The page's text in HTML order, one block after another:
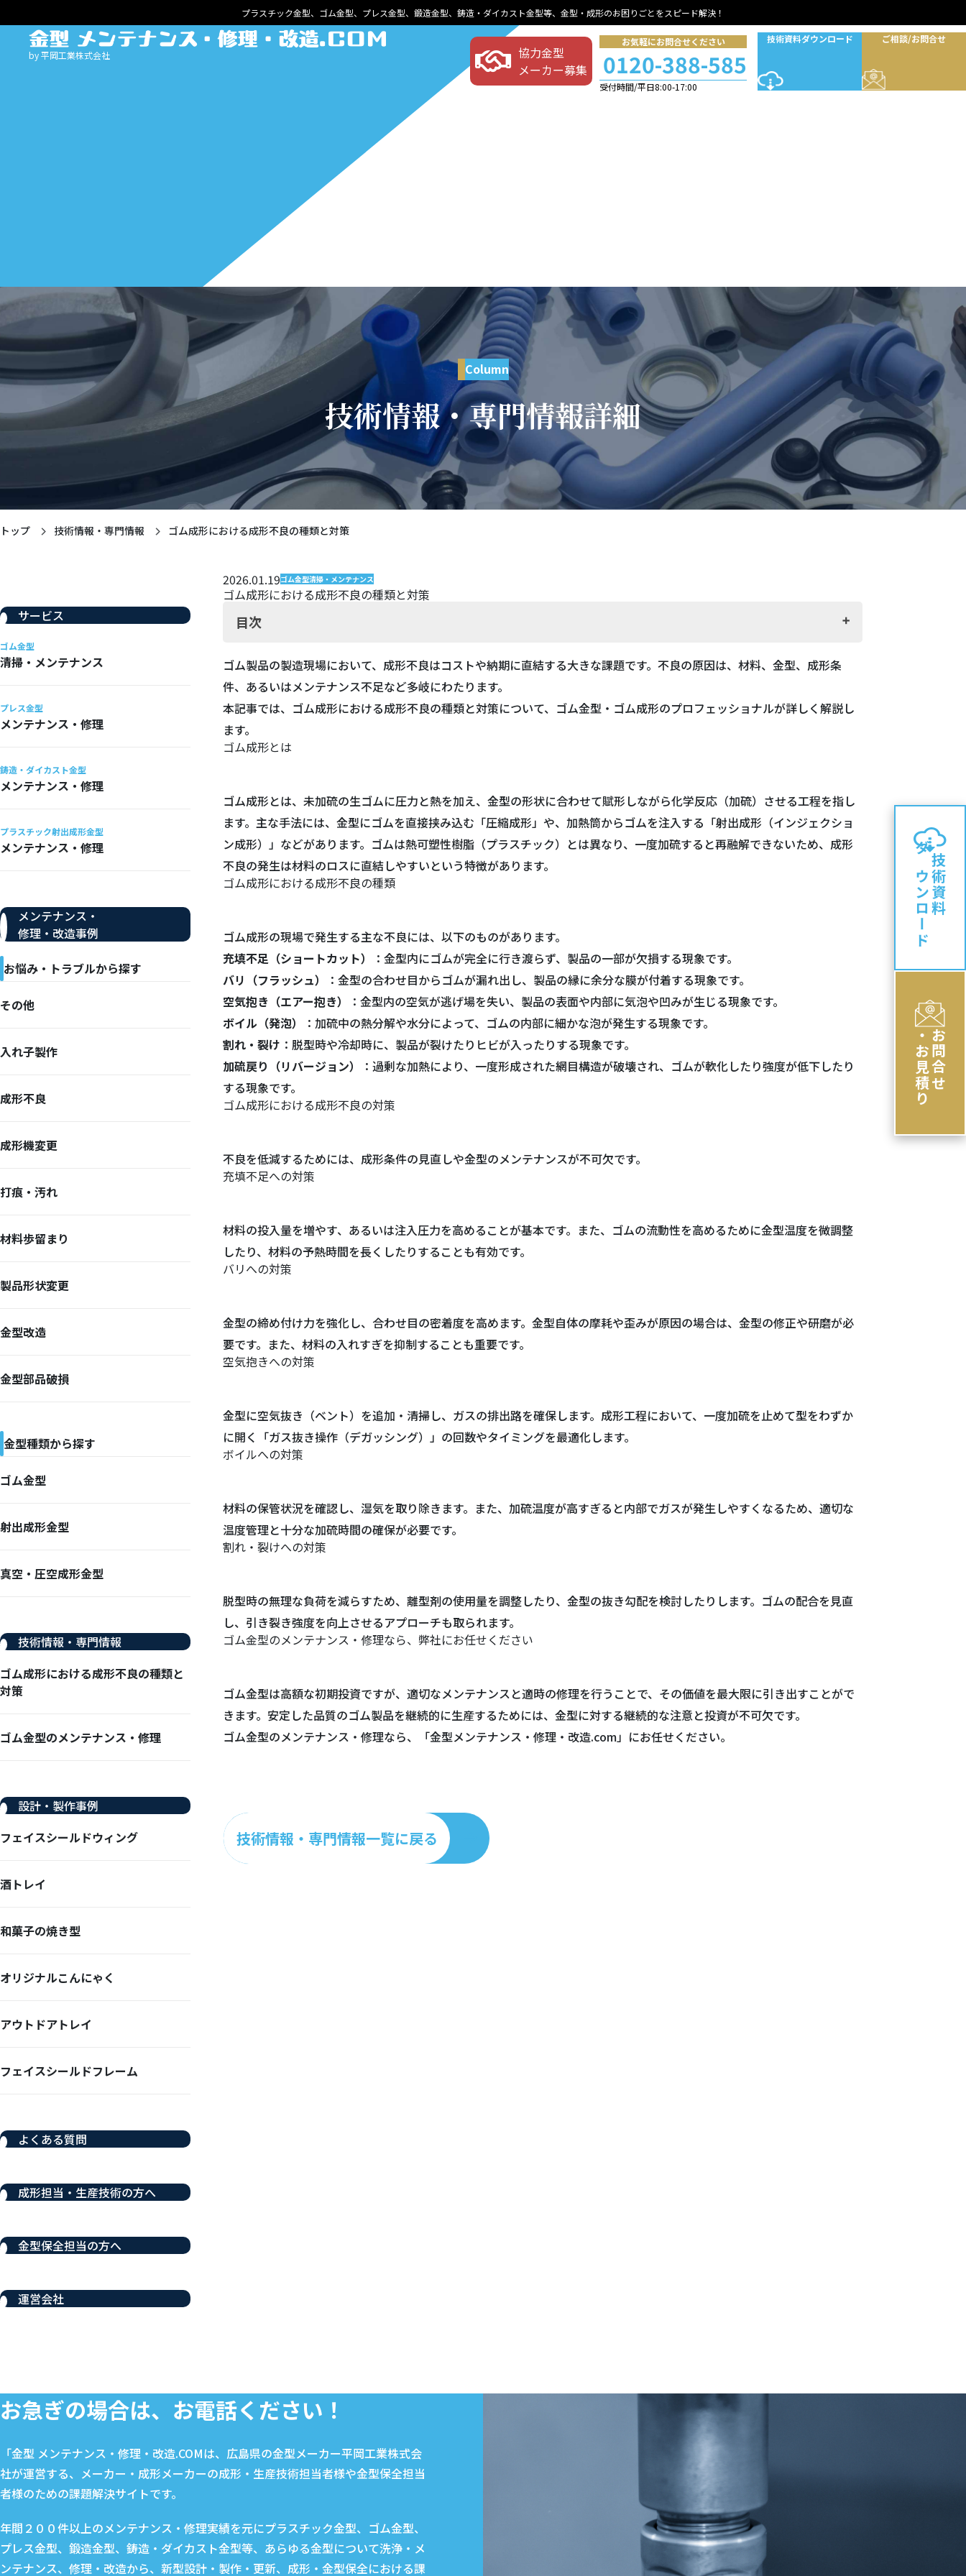
プラスチック金型、ゴム金型、プレス金型、鍛造金型、鋳造・ダイカスト金型等、金型・成形のお困りごとをスピード解決！
by 平岡工業株式会社
協力金型
メーカー募集
お気軽にお問合せください
0120-388-585
受付時間/平日8:00-17:00
技術資料ダウンロード ご相談/お問合せ
Column
技術情報・専門情報詳細
トップ 技術情報・専門情報 ゴム成形における成形不良の種類と対策
サービス
ゴム金型
清掃・メンテナンス
プレス金型
メンテナンス・修理
鋳造・ダイカスト金型
メンテナンス・修理
プラスチック射出成形金型
メンテナンス・修理
メンテナンス・
修理・改造事例
お悩み・トラブルから探す
その他
入れ子製作
成形不良
成形機変更
打痕・汚れ
材料歩留まり
製品形状変更
金型改造
金型部品破損
金型種類から探す
ゴム金型
射出成形金型
真空・圧空成形金型
技術情報・専門情報
ゴム成形における成形不良の種類と
対策
ゴム金型のメンテナンス・修理
設計・製作事例
フェイスシールドウィング
酒トレイ
和菓子の焼き型
オリジナルこんにゃく
アウトドアトレイ
フェイスシールドフレーム
よくある質問
成形担当・生産技術の方へ
金型保全担当の方へ
運営会社
2026.01.19ゴム金型清掃・メンテナンス
ゴム成形における成形不良の種類と対策
目次
ゴム成形における成形不良の種類
ゴム成形における成形不良の対策
充填不足への対策
空気抱きへの対策
ボイルへの対策
ゴム製品の製造現場において、成形不良はコストや納期に直結する大きな課題です。不良の原因は、材料、金型、成形条
件、あるいはメンテナンス不足など多岐にわたります。
本記事では、ゴム成形における成形不良の種類と対策について、ゴム金型・ゴム成形のプロフェッショナルが詳しく解説し
ます。
ゴム成形とは
ゴム成形とは、未加硫の生ゴムに圧力と熱を加え、金型の形状に合わせて賦形しながら化学反応（加硫）させる工程を指し
ます。主な手法には、金型にゴムを直接挟み込む「圧縮成形」や、加熱筒からゴムを注入する「射出成形（インジェクショ
ン成形）」などがあります。ゴムは熱可塑性樹脂（プラスチック）とは異なり、一度加硫すると再融解できないため、成形
不良の発生は材料のロスに直結しやすいという特徴があります。
ゴム成形における成形不良の種類
ゴム成形の現場で発生する主な不良には、以下のものがあります。
充填不足（ショートカット）
：金型内にゴムが完全に行き渡らず、製品の一部が欠損する現象です。
バリ（フラッシュ）
：金型の合わせ目からゴムが漏れ出し、製品の縁に余分な膜が付着する現象です。
空気抱き（エアー抱き）
：金型内の空気が逃げ場を失い、製品の表面や内部に気泡や凹みが生じる現象です。
ボイル（発泡）
：加硫中の熱分解や水分によって、ゴムの内部に細かな泡が発生する現象です。
割れ・裂け ：脱型時や冷却時に、製品が裂けたりヒビが入ったりする現象です。
加硫戻り（リバージョン）
：過剰な加熱により、一度形成された網目構造が破壊され、ゴムが軟化したり強度が低下したり
する現象です。
ゴム成形における成形不良の対策
不良を低減するためには、成形条件の見直しや金型のメンテナンスが不可欠です。
充填不足への対策
材料の投入量を増やす、あるいは注入圧力を高めることが基本です。また、ゴムの流動性を高めるために金型温度を微調整
したり、材料の予熱時間を長くしたりすることも有効です。
バリへの対策
金型の締め付け力を強化し、合わせ目の密着度を高めます。金型自体の摩耗や歪みが原因の場合は、金型の修正や研磨が必
要です。また、材料の入れすぎを抑制することも重要です。
空気抱きへの対策
金型に空気抜き（ベント）を追加・清掃し、ガスの排出路を確保します。成形工程において、一度加硫を止めて型をわずか
に開く「ガス抜き操作（デガッシング）」の回数やタイミングを最適化します。
ボイルへの対策
材料の保管状況を確認し、湿気を取り除きます。また、加硫温度が高すぎると内部でガスが発生しやすくなるため、適切な
温度管理と十分な加硫時間の確保が必要です。
割れ・裂けへの対策
脱型時の無理な負荷を減らすため、離型剤の使用量を調整したり、金型の抜き勾配を検討したりします。ゴムの配合を見直
し、引き裂き強度を向上させるアプローチも取られます。
ゴム金型のメンテナンス・修理なら、弊社にお任せください
ゴム金型は高額な初期投資ですが、適切なメンテナンスと適時の修理を行うことで、その価値を最大限に引き出すことがで
きます。安定した品質のゴム製品を継続的に生産するためには、金型に対する継続的な注意と投資が不可欠です。
ゴム金型のメンテナンス・修理なら、「金型メンテナンス・修理・改造.com」にお任せください。
技術情報・専門情報一覧に戻る
技術資料
ダウンロード
お問合せ
・お見積り
お急ぎの場合は、お電話ください！
「金型 メンテナンス・修理・改造.COMは、広島県の金型メーカー平岡工業株式会
社が運営する、メーカー・成形メーカーの成形・生産技術担当者様や金型保全担当
者様のための課題解決サイトです。
年間２００件以上のメンテナンス・修理実績を元にプラスチック金型、ゴム金型、
プレス金型、鍛造金型、鋳造・ダイカスト金型等、あらゆる金型について洗浄・メ
ンテナンス、修理・改造から、新型設計・製作・更新、成形・金型保全における課